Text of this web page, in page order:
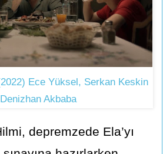
Ece Yüksel, Serkan Keskin
Akbaba
depremzede Ela’yı